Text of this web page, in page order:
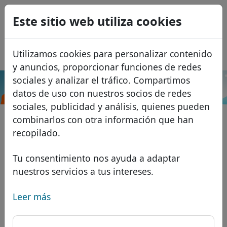
Este sitio web utiliza cookies
Utilizamos cookies para personalizar contenido
y anuncios, proporcionar funciones de redes
sociales y analizar el tráfico. Compartimos
datos de uso con nuestros socios de redes
sociales, publicidad y análisis, quienes pueden
combinarlos con otra información que han
recopilado.
Tu consentimiento nos ayuda a adaptar
nuestros servicios a tus intereses.
Leer más
Dominios
Base de datos de dominios
Dominios africanos
Dominios asiáticos
Dominios europeos
Dominios de Oriente Medio
Dominios norteamericanos
Lista de precios
Descuentos
Transferir
Buscar
Servicios
Protección de ID
Alojamiento DNS
WHOIS
USD
EUR
GBP
Français
Italiano
Português
Română
Eesti
.computer Buscar